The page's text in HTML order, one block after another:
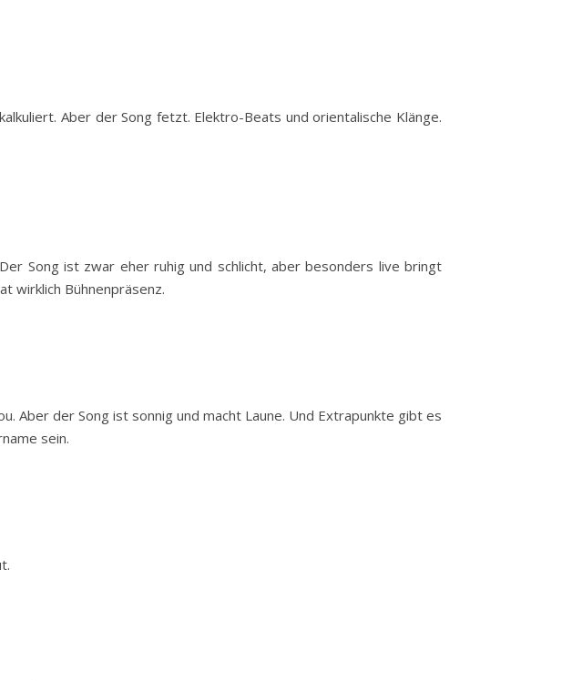
Aber der Song fetzt. Elektro-Beats und orientalische Klänge.
Song ist zwar eher ruhig und schlicht, aber besonders live bringt
wirklich Bühnenpräsenz.
Aber der Song ist sonnig und macht Laune. Und Extrapunkte gibt es
sein.